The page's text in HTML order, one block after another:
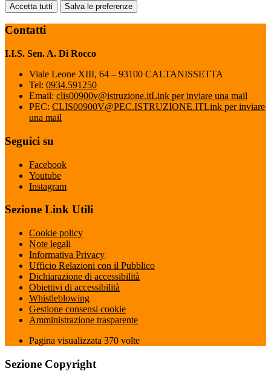
Accetta tutti Salva le preferenze
Contatti
I.I.S. Sen. A. Di Rocco
Viale Leone XIII, 64 – 93100 CALTANISSETTA
Tel: 0934.591250
Email: clis00900v@istruzione.itLink per inviare una mail
PEC: CLIS00900V@PEC.ISTRUZIONE.ITLink per inviare
una mail
Seguici su
Facebook
Youtube
Instagram
Sezione Link Utili
Cookie policy
Note legali
Informativa Privacy
Ufficio Relazioni con il Pubblico
Dichiarazione di accessibilità
Obiettivi di accessibilità
Whistleblowing
Gestione consensi cookie
Amministrazione trasparente
Pagina visualizzata 370 volte
Sezione Copyright